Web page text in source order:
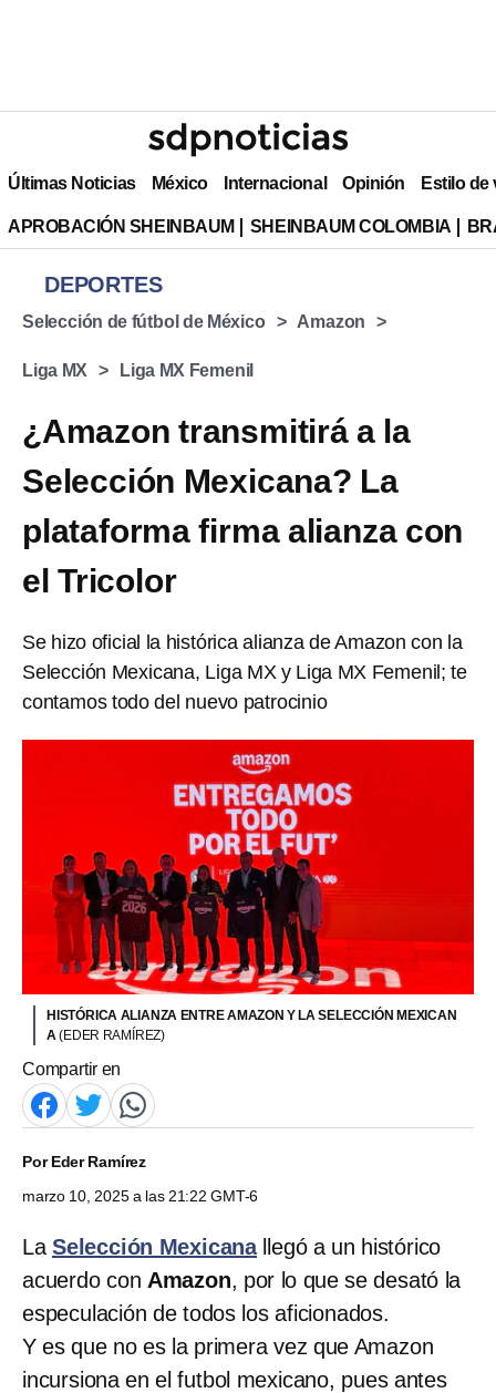
Últimas Noticias México Internacional Opinión Estilo de
APROBACIÓN SHEINBAUM SHEINBAUM COLOMBIA
DEPORTES
Selección de fútbol de México Amazon
Liga MX Liga MX Femenil
¿Amazon transmitirá a la
Selección Mexicana? La
plataforma firma alianza con
el Tricolor
Se hizo oficial la histórica alianza de Amazon con la
Selección Mexicana, Liga MX y Liga MX Femenil; te
contamos todo del nuevo patrocinio
HISTÓRICA ALIANZA ENTRE AMAZON Y LA SELECCIÓN MEXICAN
A(EDER RAMÍREZ)
Compartir en
PorEder Ramírez
marzo 10, 2025 a las 21:22 GMT-6
La Selección Mexicanallegó a un histórico
acuerdo con Amazon, por lo que se desató la
especulación de todos los aficionados.
Y es que no es la primera vez que Amazon
incursiona en el futbol mexicano, pues antes